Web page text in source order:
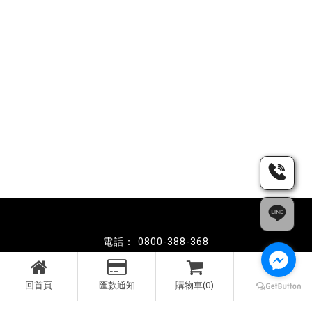
回首頁 匯款通知 購物車(0)
0800-388-368
haiyancm@gmail.com
彰化縣員林市新生路610號
91038949